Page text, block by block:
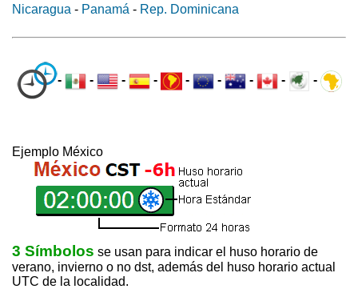
Nicaragua - Panamá - Rep. Dominicana
- - - - - - - - -
Ejemplo México
3 Símbolos se usan para indicar el huso horario de
verano, invierno o no dst, además del huso horario actual
UTC de la localidad.